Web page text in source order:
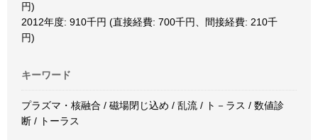
円)
2012年度: 910千円 (直接経費: 700千円、間接経費: 210千
円)
キーワード
プラズマ・核融合 / 磁場閉じ込め / 乱流 / ト－ラス / 数値診
断 / トーラス